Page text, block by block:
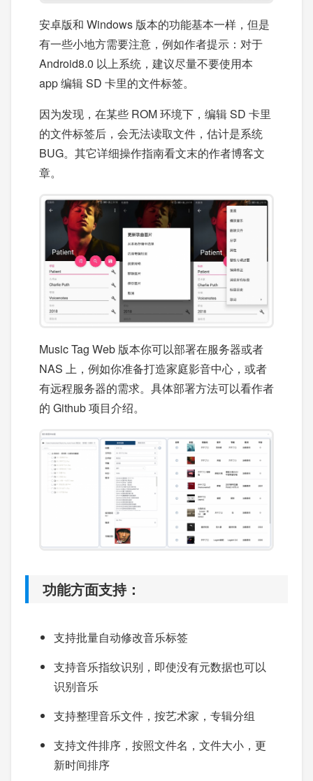
安卓版和 Windows 版本的功能基本一样，但是
有一些小地方需要注意，例如作者提示：对于
Android8.0 以上系统，建议尽量不要使用本
app 编辑 SD 卡里的文件标签。
因为发现，在某些 ROM 环境下，编辑 SD 卡里
的文件标签后，会无法读取文件，估计是系统
BUG。其它详细操作指南看文末的作者博客文
章。
Music Tag Web 版本你可以部署在服务器或者
NAS 上，例如你准备打造家庭影音中心，或者
有远程服务器的需求。具体部署方法可以看作者
的 Github 项目介绍。
功能方面支持：
支持批量自动修改音乐标签
支持音乐指纹识别，即使没有元数据也可以
识别音乐
支持整理音乐文件，按艺术家，专辑分组
支持文件排序，按照文件名，文件大小，更
新时间排序